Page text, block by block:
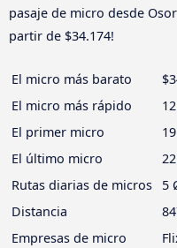
pasaje de micro desde
partir de $34.174!
El micro más barato
El micro más rápido
El primer micro
El último micro
Rutas diarias de micros
5
Distancia
Empresas de micro